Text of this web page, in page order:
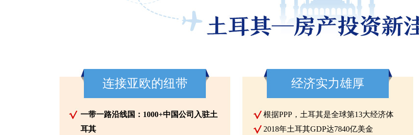
连接亚欧的纽带
一带一路沿线国：1000+中国公司入驻土
耳其
经济实力雄厚
根据PPP，土耳其是全球第13大经济体
2018年土耳其GDP达7840亿美金